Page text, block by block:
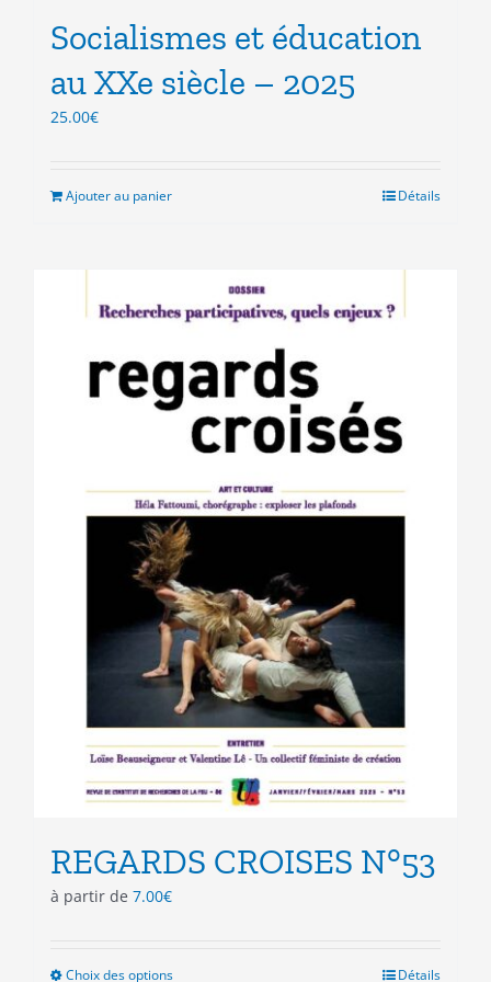
Socialismes et éducation
au XXe siècle – 2025
25.00€
Ajouter au panier Détails
REGARDS CROISES N°53
à partir de 7.00€
Choix des optionsCe Détails